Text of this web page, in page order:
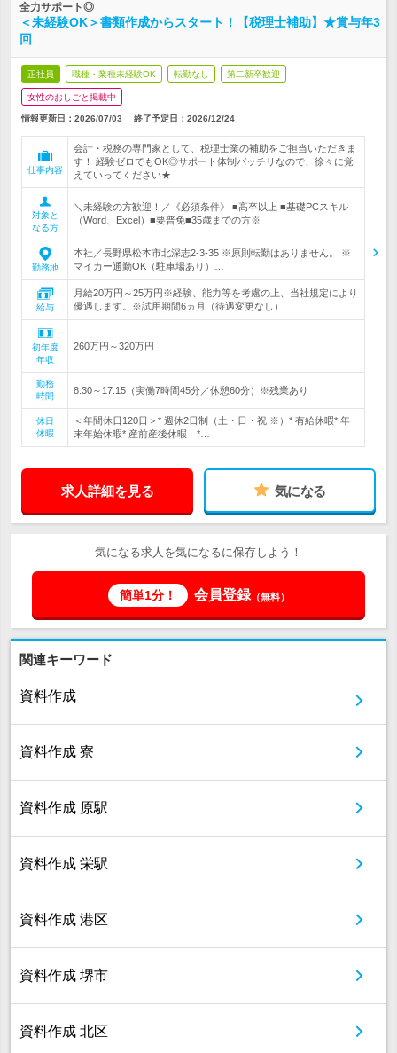
全力サポート◎
＜未経験OK＞書類作成からスタート！【税理士補助】★賞与年3
回
正社員 職種・業種未経験OK 転勤なし 第二新卒歓迎
女性のおしごと掲載中
情報更新日：2026/07/03 終了予定日： 2026/12/24
仕事内容
会計・税務の専門家として、税理士業の補助をご担当いただきま
す！ 経験ゼロでもOK◎サポート体制バッチリなので、徐々に覚
えていってください★
対象と
なる方
＼未経験の方歓迎！／《必須条件》 ■高卒以上 ■基礎PCスキル
（Word、Excel）■要普免■35歳までの方※
勤務地
本社／長野県松本市北深志2-3-35 ※原則転勤はありません。 ※
マイカー通勤OK（駐車場あり）…
給与
月給20万円～25万円※経験、能力等を考慮の上、当社規定により
優遇します。※試用期間6ヵ月（待遇変更なし）
初年度
年収
260万円～320万円
勤務
時間
8:30～17:15（実働7時間45分／休憩60分）※残業あり
休日
休暇
＜年間休日120日＞* 週休2日制（土・日・祝 ※）* 有給休暇* 年
末年始休暇* 産前産後休暇 *…
求人詳細を見る 気になる
気になる求人を気になるに保存しよう！
簡単1分！ 会員登録（無料）
関連キーワード
資料作成
資料作成 寮
資料作成 原駅
資料作成 栄駅
資料作成 港区
資料作成 堺市
資料作成 北区